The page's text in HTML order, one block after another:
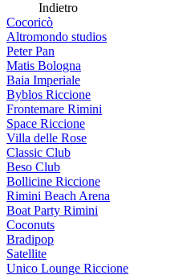
Indietro
Cocoricò
Altromondo studios
Peter Pan
Matis Bologna
Baia Imperiale
Byblos Riccione
Frontemare Rimini
Space Riccione
Villa delle Rose
Classic Club
Beso Club
Bollicine Riccione
Rimini Beach Arena
Boat Party Rimini
Coconuts
Bradipop
Satellite
Unico Lounge Riccione